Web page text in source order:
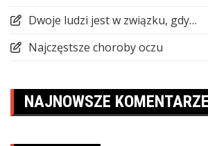
Dwoje ludzi jest w związku, gdy…
Najczęstsze choroby oczu
NAJNOWSZE KOMENTARZE